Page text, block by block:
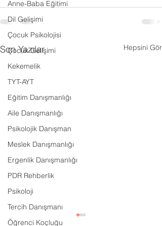
Anne-Baba Eğitimi
Dil Gelişimi
Çocuk Psikolojisi
Çocuk Gelişimi
Kekemelik
TYT-AYT
Eğitim Danışmanlığı
Aile Danışmanlığı
Psikolojik Danışman
Meslek Danışmanlığı
Ergenlik Danışmanlığı
PDR Rehberlik
Psikoloji
Tercih Danışmanı
Öğrenci Koçluğu
Son Yazılar Hepsini Gör